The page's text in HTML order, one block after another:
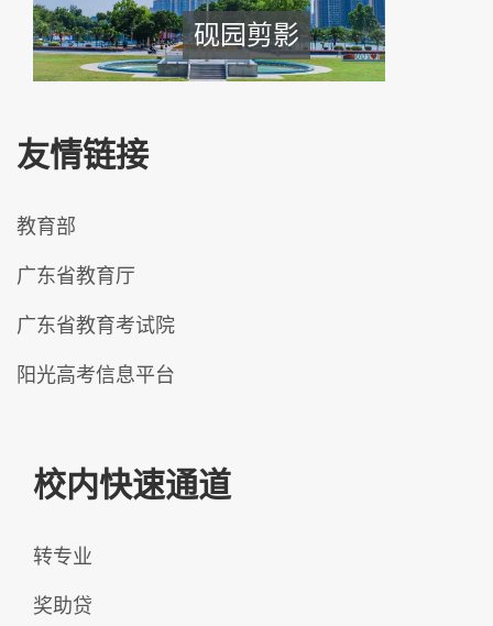
砚园剪影
友情链接
教育部
广东省教育厅
广东省教育考试院
阳光高考信息平台
校内快速通道
转专业
奖助贷